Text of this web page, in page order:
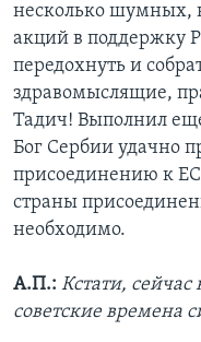
несколько шумных,
акций в поддержку
передохнуть и
здравомыслящие,
Тадич! Выполнил
Бог Сербии удачно
присоединению к
страны
необходимо.
А.П.: Кстати, сейчас
советские времена